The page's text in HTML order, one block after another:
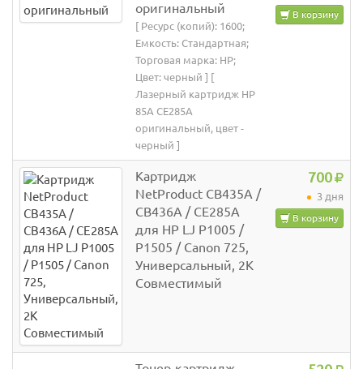
оригинальный
[ Ресурс (копий): 1600;
Емкость: Стандартная;
Торговая марка: HP;
Цвет: черный ] [
Лазерный картридж HP
85A CE285A
оригинальный, цвет -
черный ]
В корзину
Картридж
NetProduct CB435A /
CB436A / CE285A
для HP LJ P1005 /
P1505 / Canon 725,
Универсальный, 2K
Совместимый
700
3 дня
В корзину